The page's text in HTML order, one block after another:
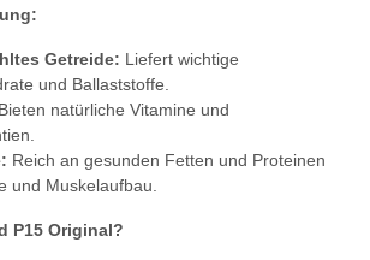
Getreide: Liefert wichtige
und Ballaststoffe.
Bieten natürliche Vitamine und
Reich an gesunden Fetten und Proteinen
und Muskelaufbau.
P15 Original?